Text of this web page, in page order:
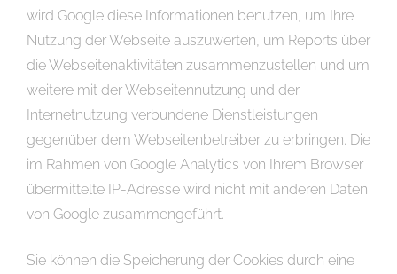
wird Google diese Informationen benutzen, um Ihre
Nutzung der Webseite auszuwerten, um Reports über
die Webseitenaktivitäten zusammenzustellen und um
weitere mit der Webseitennutzung und der
Internetnutzung verbundene Dienstleistungen
gegenüber dem Webseitenbetreiber zu erbringen. Die
im Rahmen von Google Analytics von Ihrem Browser
übermittelte IP-Adresse wird nicht mit anderen Daten
von Google zusammengeführt.
Sie können die Speicherung der Cookies durch eine